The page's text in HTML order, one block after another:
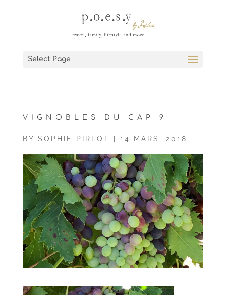
Select Page
VIGNOBLES DU CAP 9
BY SOPHIE PIRLOT 14 MARS, 2018